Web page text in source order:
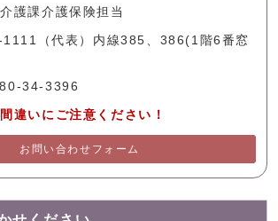
護課介護保険担当
（代表）内線385、386(1階6番窓
34-3396
違いにご注意ください！
お問い合わせフォーム